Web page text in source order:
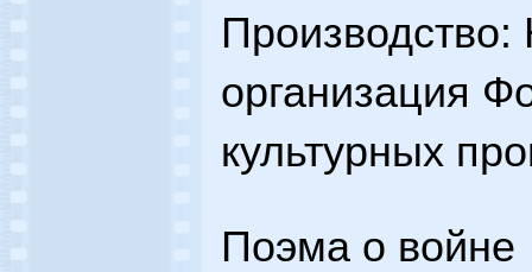
организация
культурных
Поэма о войне